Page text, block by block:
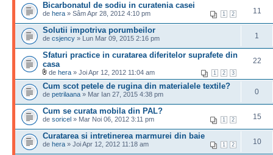
Bicarbonatul de sodiu in curatenia casei
1 2
de hera » Sâm Apr 28, 2012 4:10 pm 11
Solutii impotriva porumbeilor
de csjency » Lun Mar 09, 2015 2:16 pm 1
Sfaturi practice in curatarea diferitelor suprafete din
casa
1 2 3
de hera » Joi Apr 12, 2012 11:04 am
22
Cum scot petele de rugina din materialele textile?
de petrilaana » Mar Ian 27, 2015 4:38 pm 0
Cum se curata mobila din PAL?
1 2
de soricel » Mar Noi 06, 2012 3:11 pm 15
Curatarea si intretinerea marmurei din baie
1 2
de hera » Joi Apr 12, 2012 11:18 am 10